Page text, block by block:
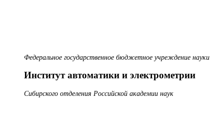
Федеральное государственное бюджетное учреждение науки
Институт автоматики и электрометрии
Сибирского отделения Российской академии наук